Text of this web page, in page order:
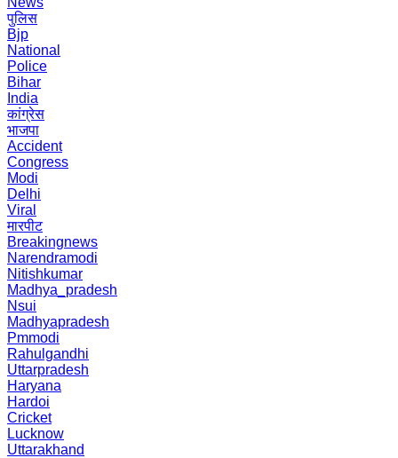
पुलिस
Bjp
National
Police
Bihar
India
कांग्रेस
भाजपा
Accident
Congress
Modi
Delhi
Viral
मारपीट
Breakingnews
Narendramodi
Nitishkumar
Madhya_pradesh
Nsui
Madhyapradesh
Pmmodi
Rahulgandhi
Uttarpradesh
Haryana
Hardoi
Cricket
Lucknow
Uttarakhand